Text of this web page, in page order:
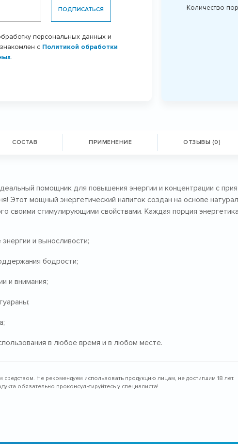
ПОДПИСАТЬСЯ
персональных данных и
с Политикой обработки
.
Количество
СОСТАВ ПРИМЕНЕНИЕ ОТЗЫВЫ (0)
помощник для повышения энергии и концентрации с
Этот мощный энергетический напиток создан на основе
своими стимулирующими свойствами. Каждая порция
и выносливости;
бодрости;
и внимания;
в любое время и в любом месте.
средством. Не рекомендуем использовать продукцию лицам, не достигшим 18 лет.
обязательно проконсультируйтесь у специалиста!